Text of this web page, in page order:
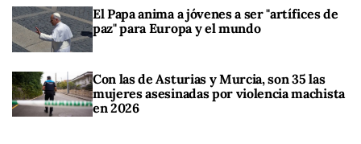
El Papa anima a jóvenes a ser "artífices de
paz" para Europa y el mundo
Con las de Asturias y Murcia, son 35 las
mujeres asesinadas por violencia machista
en 2026